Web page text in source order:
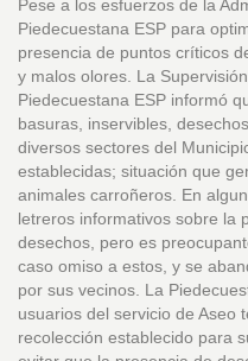
Pese a los esfuerzos de la
Piedecuestana ESP para
presencia de puntos críticos
y malos olores. La
Piedecuestana ESP informó
basuras, inservibles,
diversos sectores del
establecidas; situación que
animales carroñeros. En
letreros informativos sobre la
desechos, pero es
caso omiso a estos, y se
por sus vecinos. La
usuarios del servicio de Aseo
recolección establecido para